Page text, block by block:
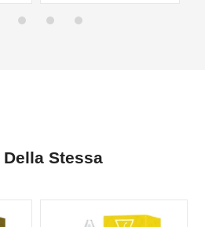
Stessa